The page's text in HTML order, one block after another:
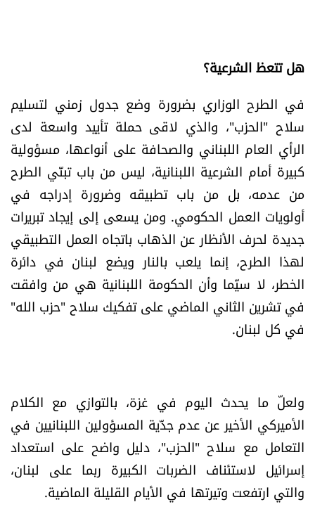
هل تتعظ الشرعية؟
في الطرح الوزاري بضرورة وضع جدول زمني لتسليم
سلاح "الحزب"، والذي لاقى حملة تأييد واسعة لدى
الرأي العام اللبناني والصحافة على أنواعها، مسؤولية
كبيرة أمام الشرعية اللبنانية، ليس من باب تبنّي الطرح
من عدمه، بل من باب تطبيقه وضرورة إدراجه في
أولويات العمل الحكومي. ومن يسعى إلى إيجاد تبريرات
جديدة لحرف الأنظار عن الذهاب باتجاه العمل التطبيقي
لهذا الطرح، إنما يلعب بالنار ويضع لبنان في دائرة
الخطر، لا سيّما وأن الحكومة اللبنانية هي من وافقت
في تشرين الثاني الماضي على تفكيك سلاح "حزب الله"
في كل لبنان.
ولعلّ ما يحدث اليوم في غزة، بالتوازي مع الكلام
الأميركي الأخير عن عدم جدّية المسؤولين اللبنانيين في
التعامل مع سلاح "الحزب"، دليل واضح على استعداد
إسرائيل لاستئناف الضربات الكبيرة ربما على لبنان،
والتي ارتفعت وتيرتها في الأيام القليلة الماضية.